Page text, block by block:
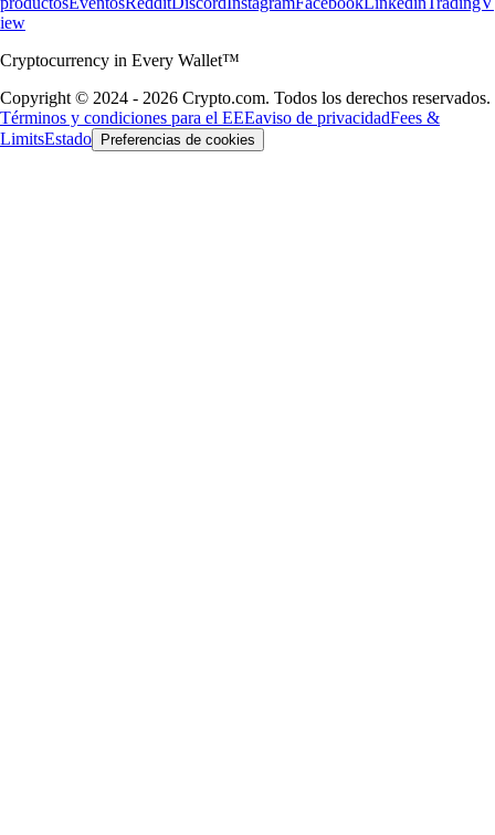
iew
Cryptocurrency in Every Wallet™
Copyright © 2024 - 2026 Crypto.com. Todos los derechos reservados.
Términos y condiciones para el EEEaviso de privacidadFees &
LimitsEstado Preferencias de cookies